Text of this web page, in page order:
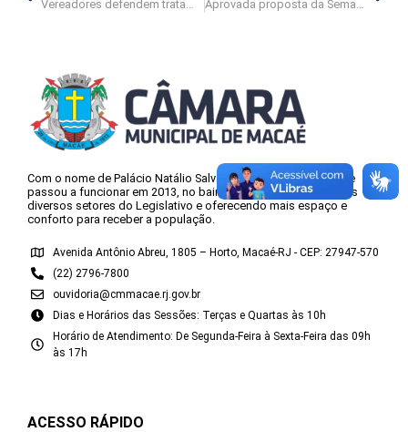
Com o nome de Palácio Natálio Salvador Antunes, a nova sede
passou a funcionar em 2013, no bairro Horto, concentrando os
diversos setores do Legislativo e oferecendo mais espaço e
conforto para receber a população.
Avenida Antônio Abreu, 1805 – Horto, Macaé-RJ - CEP: 27947-570
(22) 2796-7800
ouvidoria@cmmacae.rj.gov.br
Dias e Horários das Sessões: Terças e Quartas às 10h
Horário de Atendimento: De Segunda-Feira à Sexta-Feira das 09h
às 17h
ACESSO RÁPIDO